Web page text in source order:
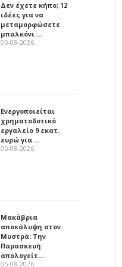
Δεν έχετε κήπο; 12
ιδέες για να
μεταμορφώσετε
μπαλκόνι …
05-08-2026
Ενεργοποιείται
χρηματοδοτικό
εργαλείο 9 εκατ.
ευρώ για …
05-08-2026
Μακάβρια
αποκάλυψη στον
Μυστρά: Την
Παρασκευή
απολογείτ…
05-08-2026